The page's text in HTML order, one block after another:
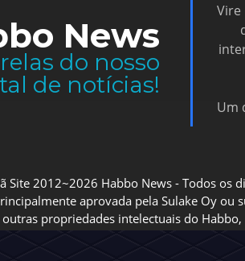
News
do nosso
de notícias!
Vire
Um
Site 2012~2026 Habbo News - Todos os
aprovada pela Sulake Oy ou
outras propriedades intelectuais do